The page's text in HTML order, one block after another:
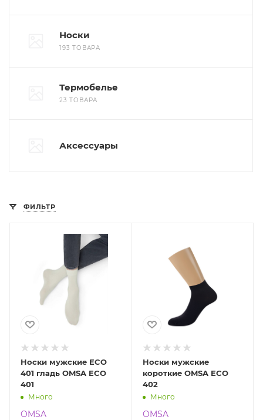
Носки
193 ТОВАРА
Термобелье
23 ТОВАРА
Аксессуары
ФИЛЬТР
Носки мужские ECO
401 гладь OMSA ECO
401
Много
OMSA
Носки мужские
короткие OMSA ECO
402
Много
OMSA